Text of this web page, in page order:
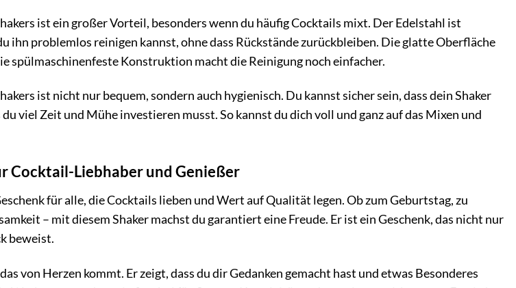
ist ein großer Vorteil, besonders wenn du häufig Cocktails mixt. Der Edelstahl ist
ihn problemlos reinigen kannst, ohne dass Rückstände zurückbleiben. Die glatte Oberfläche
spülmaschinenfeste Konstruktion macht die Reinigung noch einfacher.
ist nicht nur bequem, sondern auch hygienisch. Du kannst sicher sein, dass dein Shaker
viel Zeit und Mühe investieren musst. So kannst du dich voll und ganz auf das Mixen und
Cocktail-Liebhaber und Genießer
für alle, die Cocktails lieben und Wert auf Qualität legen. Ob zum Geburtstag, zu
– mit diesem Shaker machst du garantiert eine Freude. Er ist ein Geschenk, das nicht nur
beweist.
von Herzen kommt. Er zeigt, dass du dir Gedanken gemacht hast und etwas Besonderes